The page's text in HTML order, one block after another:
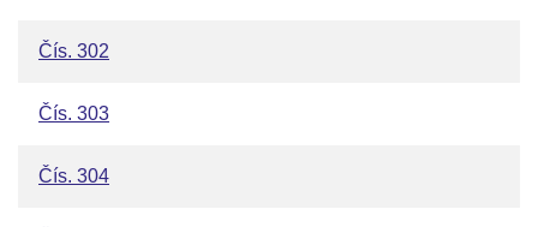
Čís. 302
Čís. 303
Čís. 304